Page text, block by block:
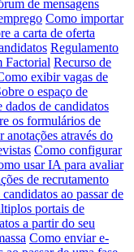
de mensagens
Como importar
a carta de oferta
Regulamento
Factorial Recurso de
exibir vagas de
o espaço de
de candidatos
os formulários de
anotações através do
Como configurar
usar IA para avaliar
de recrutamento
ao passar de
portais de
a partir do seu
Como enviar e-